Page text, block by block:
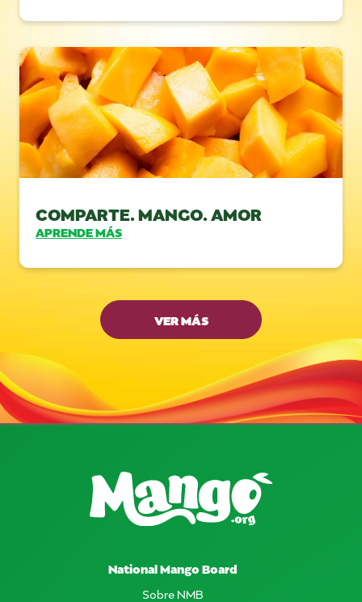
COMPARTE. MANGO. AMOR
APRENDE MÁS
VER MÁS
National Mango Board
Sobre NMB